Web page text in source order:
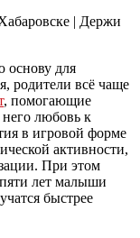
основу для
родители всё чаще
, помогающие
него любовь к
в игровой форме
активности,
При этом
лет малыши
быстрее